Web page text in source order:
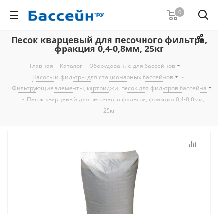
0
Песок кварцевый для песочного фильтра,
фракция 0,4-0,8мм, 25кг
Главная - Каталог - Оборудование для бассейнов
-
Насосы и фильтры для стационарных бассейнов
-
Фильтрующие элементы, картриджи, песок для фильтров бассейна
- Песок кварцевый для песочного фильтра, фракция 0,4-0,8мм,
25кг